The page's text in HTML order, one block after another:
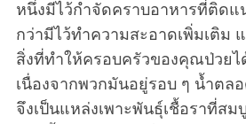
หนึ่งมีไว้กำจัดคราบอาหารที่ติด
กว่ามีไว้ทำความสะอาดเพิ่มเติม
สิ่งที่ทำให้ครอบครัวของคุณป่วย
เนื่องจากพวกมันอยู่รอบ ๆ น้ำตล
จึงเป็นแหล่งเพาะพันธุ์เชื้อราที่ส